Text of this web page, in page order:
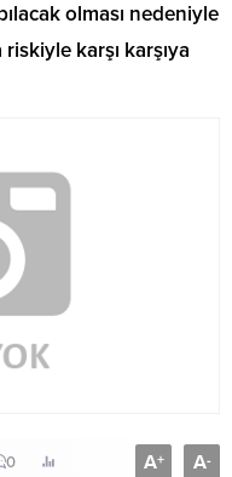
olması nedeniyle
karşı karşıya
0 A+ A-